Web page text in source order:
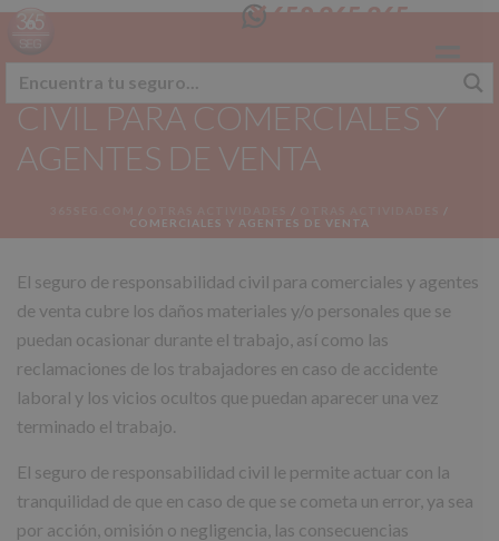
658 365 365
SEGURO RESPONSABILIDAD
CIVIL PARA COMERCIALES Y
AGENTES DE VENTA
/ /
/
COMERCIALES Y AGENTES DE VENTA
El seguro de responsabilidad civil para comerciales y agentes
de venta cubre los daños materiales y/o personales que se
puedan ocasionar durante el trabajo, así como las
reclamaciones de los trabajadores en caso de accidente
laboral y los vicios ocultos que puedan aparecer una vez
terminado el trabajo.
El seguro de responsabilidad civil le permite actuar con la
tranquilidad de que en caso de que se cometa un error, ya sea
por acción, omisión o negligencia, las consecuencias